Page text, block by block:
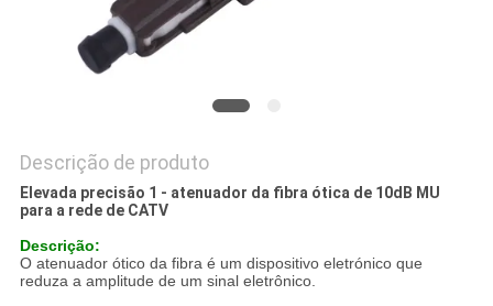
Descrição de produto
Elevada precisão 1 - atenuador da fibra ótica de 10dB MU
para a rede de CATV
Descrição:
O atenuador ótico da fibra é um dispositivo eletrónico que
reduza a amplitude de um sinal eletrônico.